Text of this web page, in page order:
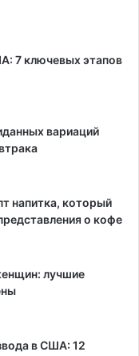
7 ключевых этапов
вариаций
напитка, который
о кофе
лучшие
в США: 12